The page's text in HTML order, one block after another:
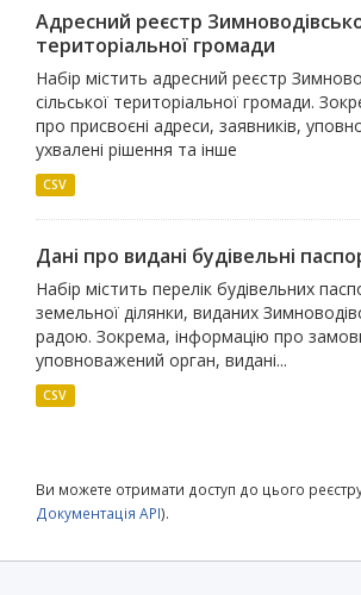
Адресний реєстр
територіальної громади
Набір містить адресний реєстр
сільської територіальної громади.
про присвоєні адреси, заявників,
ухвалені рішення та інше
CSV
Дані про видані будівельні
Набір містить перелік будівельних
земельної ділянки, виданих
радою. Зокрема, інформацію про
уповноважений орган, видані...
CSV
Ви можете отримати доступ до цього
Документація API).